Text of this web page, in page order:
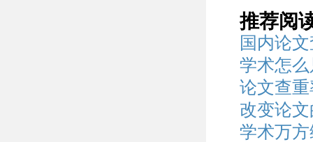
推荐阅
国内论
学术怎
论文查
改变论
学术万